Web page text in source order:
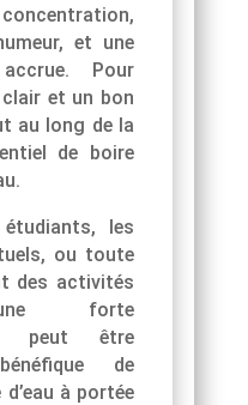
et une
Pour
et un bon
au long de la
de boire
les
ou toute
des activités
forte
peut être
de
à portée